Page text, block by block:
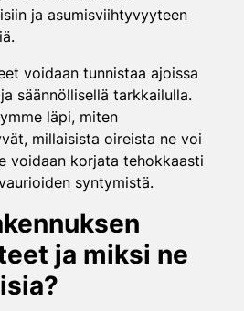
ja asumisviihtyvyyteen
voidaan tunnistaa ajoissa
säännöllisellä tarkkailulla.
läpi, miten
millaisista oireista ne voi
voidaan korjata tehokkaasti
syntymistä.
ja miksi ne